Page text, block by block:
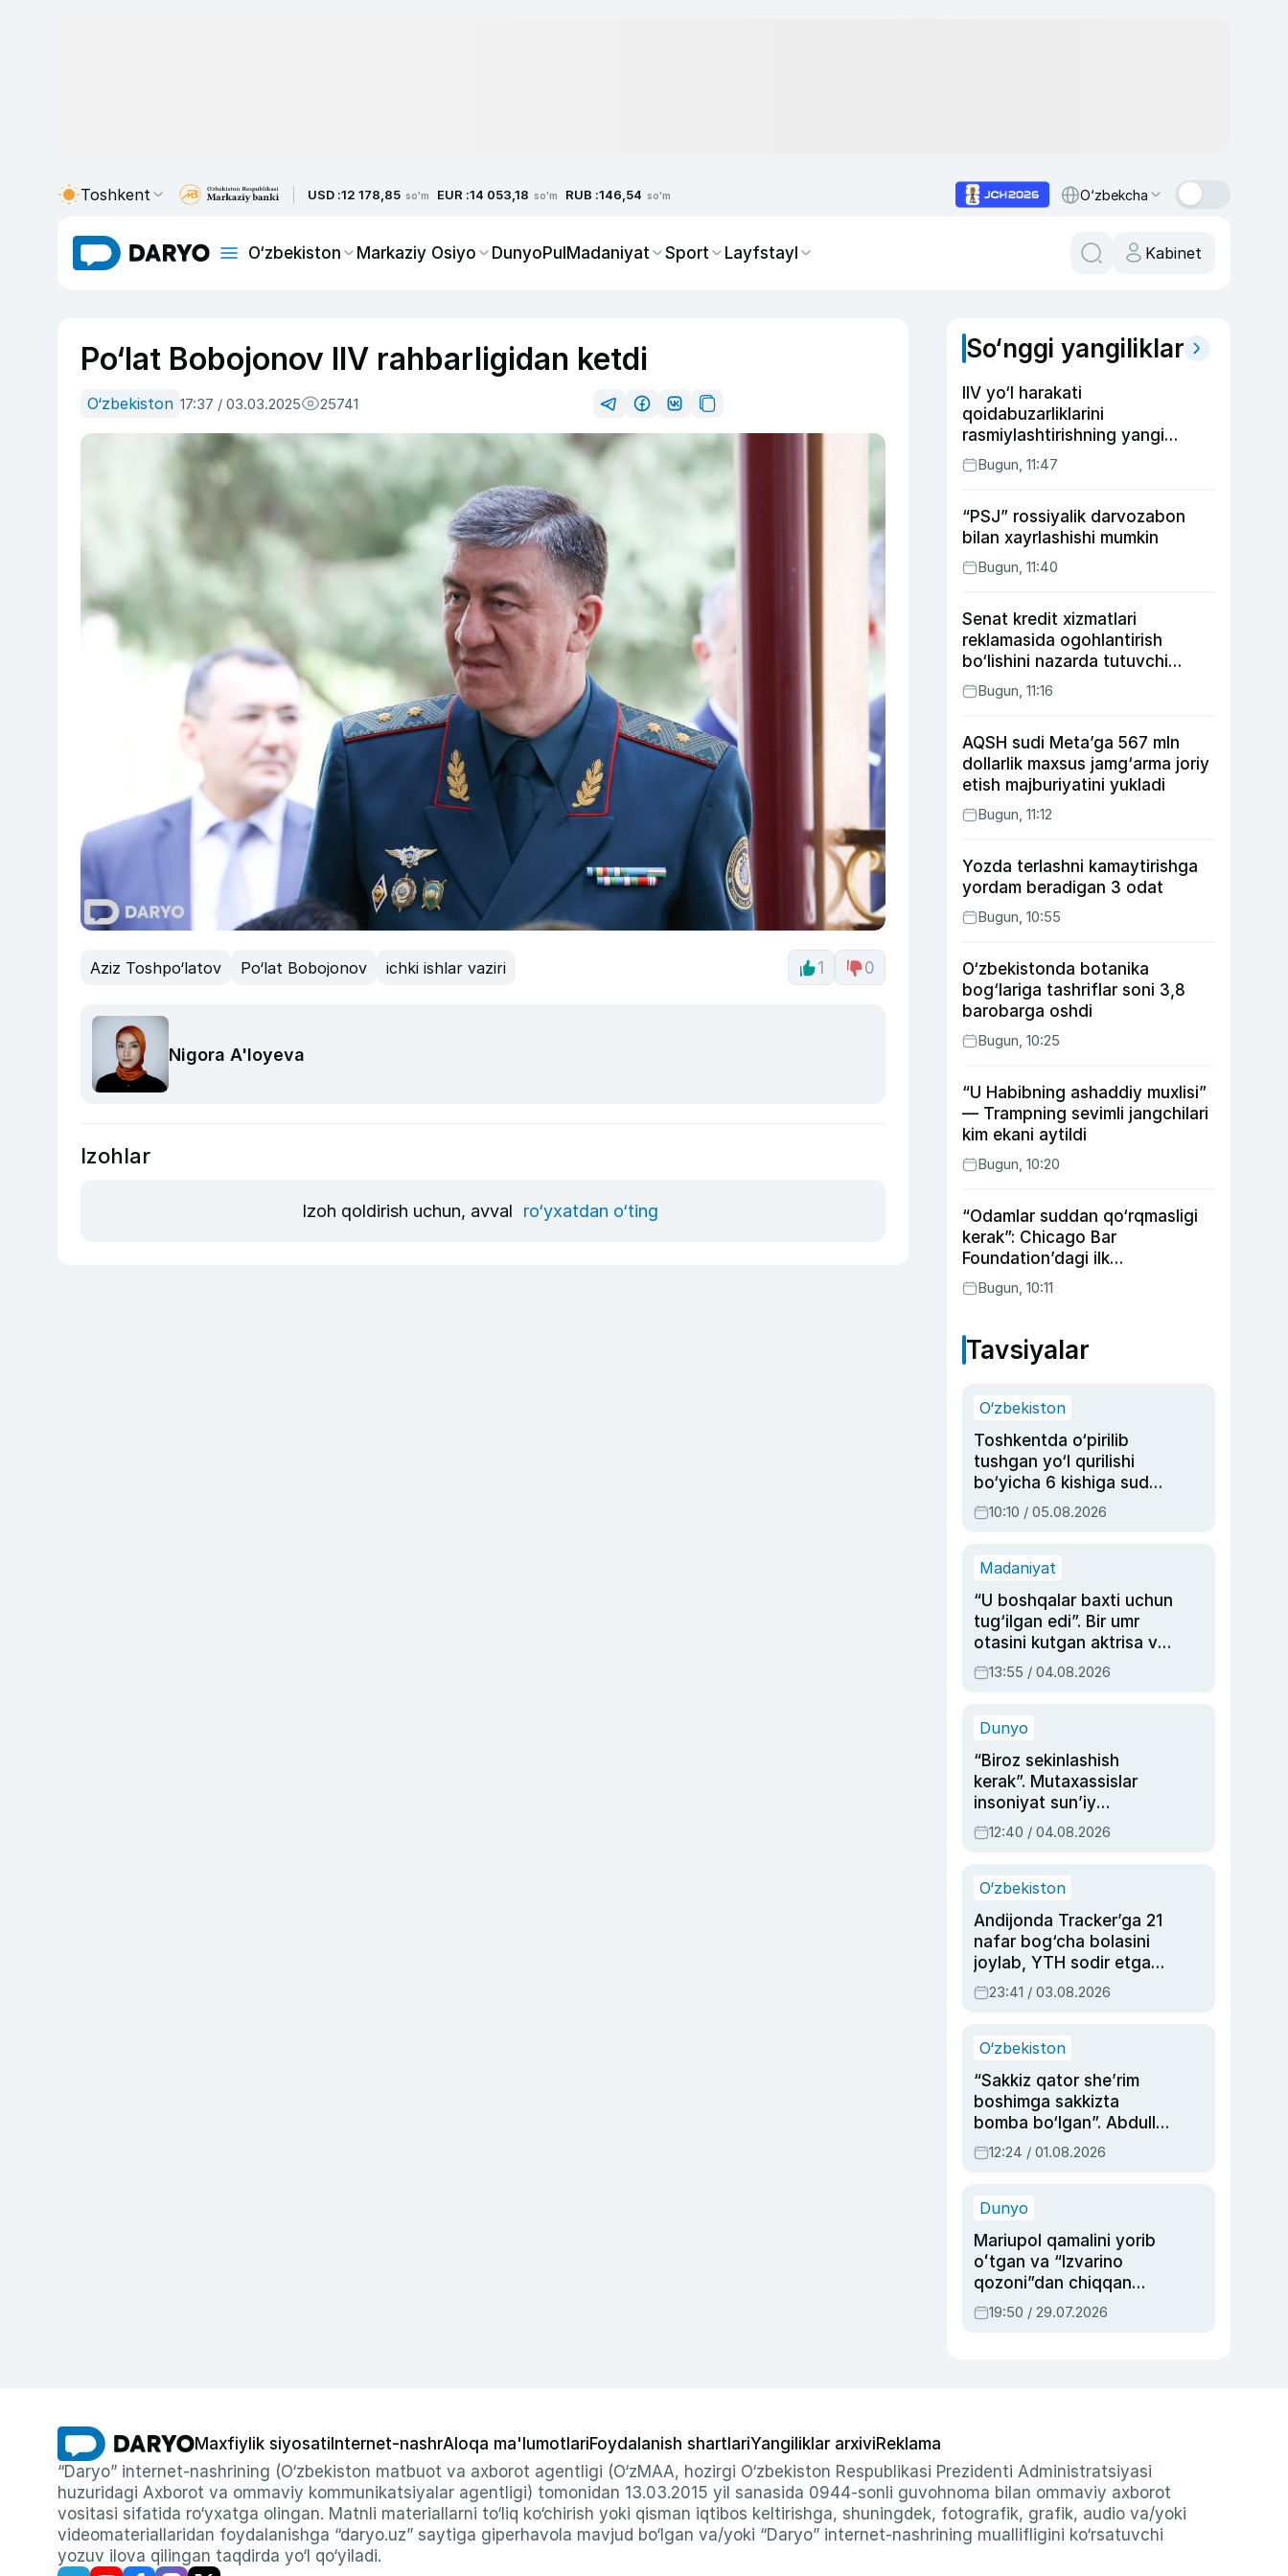
Toshkent USD :12 178,85 so'm EUR :14 053,18 so'm RUB :146,54 so'm O‘zbekcha
O‘zbekiston Markaziy Osiyo DunyoPulMadaniyat Sport Layfstayl Kabinet
Po‘lat Bobojonov IIV rahbarligidan ketdi
O‘zbekiston 17:37 / 03.03.2025 25741
Aziz Toshpo‘latov Po‘lat Bobojonov ichki ishlar vaziri 1 0
Nigora A'loyeva
Izohlar
Izoh qoldirish uchun, avval ro‘yxatdan o‘ting
So‘nggi yangiliklar
IIV yo‘l harakati
qoidabuzarliklarini
rasmiylashtirishning yangi
tartibini taklif qildi
Bugun, 11:47
“PSJ” rossiyalik darvozabon
bilan xayrlashishi mumkin
Bugun, 11:40
Senat kredit xizmatlari
reklamasida ogohlantirish
bo‘lishini nazarda tutuvchi
qonunni ma’qulladi
Bugun, 11:16
AQSH sudi Meta’ga 567 mln
dollarlik maxsus jamg‘arma joriy
etish majburiyatini yukladi
Bugun, 11:12
Yozda terlashni kamaytirishga
yordam beradigan 3 odat
Bugun, 10:55
O‘zbekistonda botanika
bog‘lariga tashriflar soni 3,8
barobarga oshdi
Bugun, 10:25
“U Habibning ashaddiy muxlisi”
— Trampning sevimli jangchilari
kim ekani aytildi
Bugun, 10:20
“Odamlar suddan qo‘rqmasligi
kerak”: Chicago Bar
Foundation’dagi ilk
o‘zbekistonlik Go‘zal
Abduaxatova
Bugun, 10:11
Tavsiyalar
O‘zbekiston
Toshkentda o‘pirilib
tushgan yo‘l qurilishi
bo‘yicha 6 kishiga sud
hukmi o‘qildi
10:10 / 05.08.2026
Madaniyat
“U boshqalar baxti uchun
tug‘ilgan edi”. Bir umr
otasini kutgan aktrisa va
dublyaj ustasi Rimma
Ahmedovaning
13:55 / 04.08.2026
Dunyo
“Biroz sekinlashish
kerak”. Mutaxassislar
insoniyat sun’iy
intellektni boshqara
olmay qolishidan xavotir
12:40 / 04.08.2026
O‘zbekiston
Andijonda Tracker’ga 21
nafar bog‘cha bolasini
joylab, YTH sodir etgan
ayolga sud hukmi o‘qildi
23:41 / 03.08.2026
O‘zbekiston
“Sakkiz qator she’rim
boshimga sakkizta
bomba bo‘lgan”. Abdulla
Oripovni siyosiy
ayblovlardan asrab
12:24 / 01.08.2026
Dunyo
Mariupol qamalini yorib
oʻtgan va “Izvarino
qozoni”dan chiqqan
qahramon — Ukraina
armiyasi bosh
19:50 / 29.07.2026
Maxfiylik siyosati Internet-nashrAloqa ma'lumotlariFoydalanish shartlariYangiliklar arxiviReklama
“Daryo” internet-nashrining (O‘zbekiston matbuot va axborot agentligi (O‘zMAA, hozirgi O‘zbekiston Respublikasi Prezidenti Administratsiyasi
huzuridagi Axborot va ommaviy kommunikatsiyalar agentligi) tomonidan 13.03.2015 yil sanasida 0944-sonli guvohnoma bilan ommaviy axborot
vositasi sifatida ro‘yxatga olingan. Matnli materiallarni to‘liq ko‘chirish yoki qisman iqtibos keltirishga, shuningdek, fotografik, grafik, audio va/yoki
videomateriallaridan foydalanishga “daryo.uz” saytiga giperhavola mavjud bo‘lgan va/yoki “Daryo” internet-nashrining muallifligini ko‘rsatuvchi
yozuv ilova qilingan taqdirda yo‘l qo‘yiladi.